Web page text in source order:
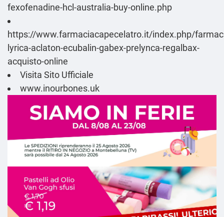
fexofenadine-hcl-australia-buy-online.php
https://www.farmaciacapecelatro.it/index.php/
lyrica-aclaton-ecubalin-gabex-prelynca-regalbax-
acquisto-online
Visita Sito Ufficiale
www.inourbones.uk